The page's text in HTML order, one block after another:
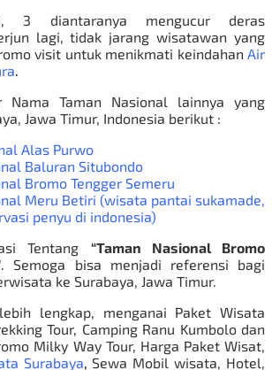
3 diantaranya mengucur deras
lagi, tidak jarang wisatawan yang
visit untuk menikmati keindahan Air
Taman Nasional lainnya yang
Jawa Timur, Indonesia berikut :
Alas Purwo
Baluran Situbondo
Bromo Tengger Semeru
Meru Betiri (wisata pantai sukamade,
penyu di indonesia)
Tentang “Taman Nasional Bromo
. Semoga bisa menjadi referensi bagi
ke Surabaya, Jawa Timur.
lengkap, menganai Paket Wisata
Tour, Camping Ranu Kumbolo dan
Milky Way Tour, Harga Paket Wisat,
Surabaya Sewa Mobil wisata, Hotel,